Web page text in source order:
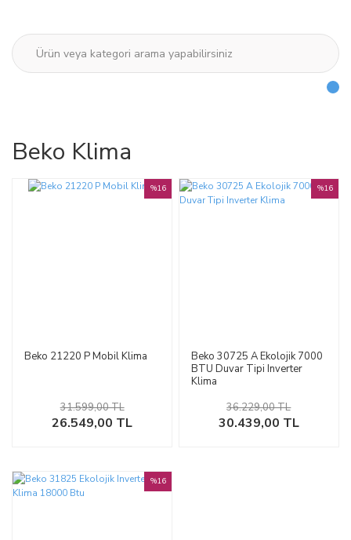
Beko Klima
Beko 21220 P Mobil Klima
%16
26.549,00 TL
31.599,00 TL
Beko 30725 A Ekolojik 7000
BTU Duvar Tipi Inverter
Klima
%16
30.439,00 TL
36.229,00 TL
%16